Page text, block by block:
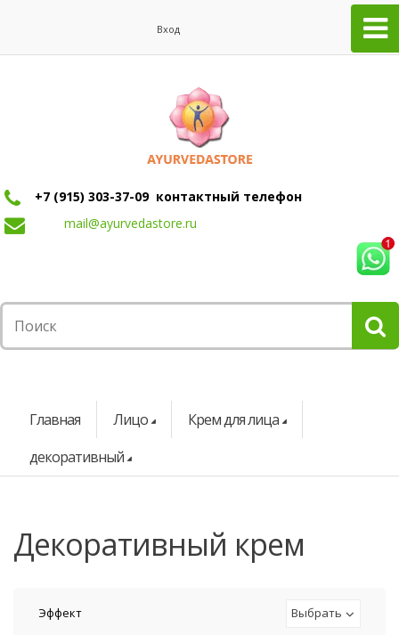
Вход
+7 (915) 303-37-09 контактный телефон
mail@ayurvedastore.ru
Главная Лицо
Крем для лица
декоративный
декоративный крем
Эффект Выбрать